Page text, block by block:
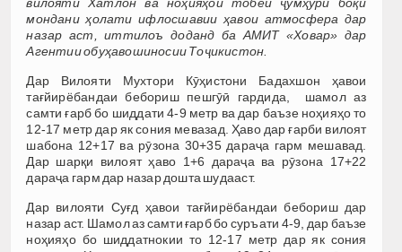
мондани ҳолати ифлосшавии ҳавои атмосфера дар
назар аст, иттилоъ доданд ба АМИТ «Ховар» дар
Агентии обуҳавошиносии Тоҷикистон.
Дар Вилояти Мухтори Кӯҳистони Бадахшон ҳавои
тағйирёбандаи бебориш пешгӯӣ гардида, шамол аз
самти ғарб бо шиддати 4-9 метр ва дар баъзе ноҳияҳо то
12-17 метр дар як сония мевазад. Ҳаво дар ғарби вилоят
шабона 12+17 ва рӯзона 30+35 дараҷа гарм мешавад.
Дар шарқи вилоят ҳаво 1+6 дараҷа ва рӯзона 17+22
дараҷа гарм дар назар дошта шудааст.
Дар вилояти Суғд ҳавои тағйирёбандаи бебориш дар
назар аст. Шамол аз самти ғарб бо суръати 4-9, дар баъзе
ноҳияҳо бо шиддатнокии то 12-17 метр дар як сония